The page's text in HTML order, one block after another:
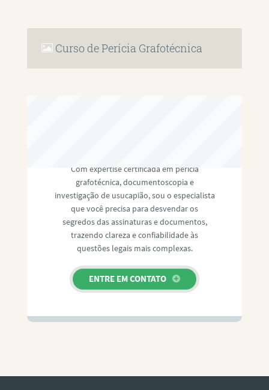
Curso de Perícia Grafotécnica
Com expertise certificada em perícia
grafotécnica, documentoscopia e
investigação de usucapião, sou o especialista
que você precisa para desvendar os
segredos das assinaturas e documentos,
trazendo clareza e confiabilidade às
questões legais mais complexas.
ENTRE EM CONTATO